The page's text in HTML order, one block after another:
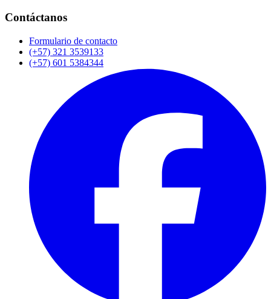
Contáctanos
Formulario de contacto
(+57) 321 3539133
(+57) 601 5384344